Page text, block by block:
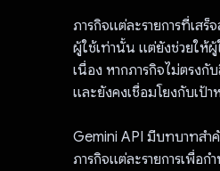
ภารกิจแต่ละรายการที่เส
ผู้ใช้เท่านั้น แต่ยังช่วยให้ผู้
เนื่อง หากภารกิจไม่ตรงกั
และยังคงเชื่อมโยงกับเป้
Gemini API มีบทบาทสำ
ภารกิจแต่ละรายการเพื่อ